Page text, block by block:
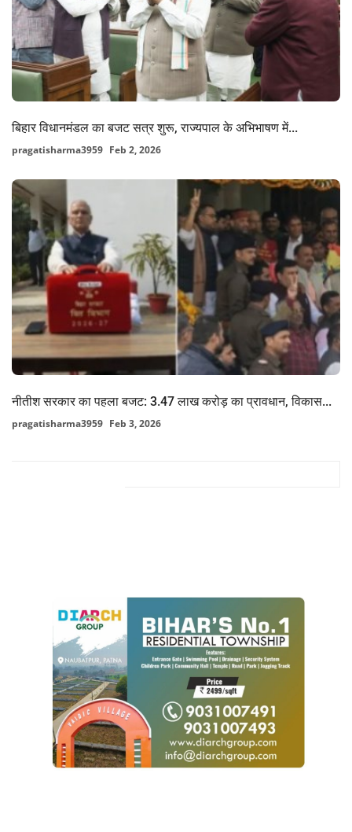
बिहार विधानमंडल का बजट सत्र शुरू, राज्यपाल के अभिभाषण में...
pragatisharma3959 Feb 2, 2026
नीतीश सरकार का पहला बजट: 3.47 लाख करोड़ का प्रावधान, विकास...
pragatisharma3959 Feb 3, 2026